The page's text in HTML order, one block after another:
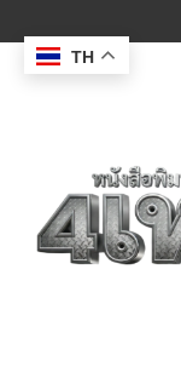
to
content
TH